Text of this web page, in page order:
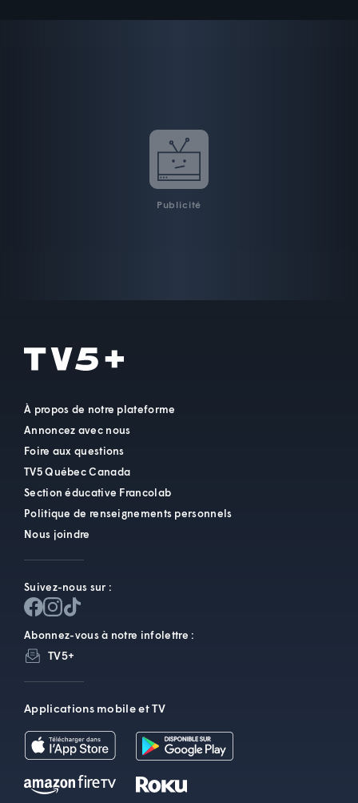
Publicité
À propos de notre plateforme
Annoncez avec nous
Foire aux questions
TV5 Québec Canada
Section éducative Francolab
Politique de renseignements personnels
Nous joindre
Suivez-nous sur :
Abonnez-vous à notre infolettre :
TV5+
Applications mobile et TV